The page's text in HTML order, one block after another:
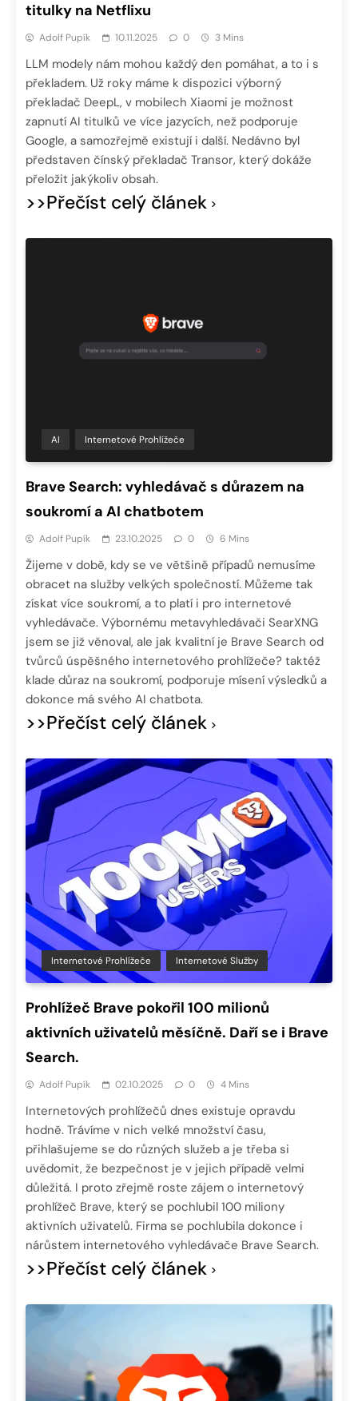
titulky na Netflixu
Adolf Pupík 10.11.2025 0 3 Mins
LLM modely nám mohou každý den pomáhat, a to i s
překladem. Už roky máme k dispozici výborný
překladač DeepL, v mobilech Xiaomi je možnost
zapnutí AI titulků ve více jazycích, než podporuje
Google, a samozřejmě existují i další. Nedávno byl
představen čínský překladač Transor, který dokáže
přeložit jakýkoliv obsah.
>>Přečíst celý článek
AI Internetové Prohlížeče
Brave Search: vyhledávač s důrazem na
soukromí a AI chatbotem
Adolf Pupík 23.10.2025 0 6 Mins
Žijeme v době, kdy se ve většině případů nemusíme
obracet na služby velkých společností. Můžeme tak
získat více soukromí, a to platí i pro internetové
vyhledávače. Výbornému metavyhledávači SearXNG
jsem se již věnoval, ale jak kvalitní je Brave Search od
tvůrců úspěšného internetového prohlížeče? taktéž
klade důraz na soukromí, podporuje mísení výsledků a
dokonce má svého AI chatbota.
>>Přečíst celý článek
Internetové Prohlížeče Internetové Služby
Prohlížeč Brave pokořil 100 milionů
aktivních uživatelů měsíčně. Daří se i Brave
Search.
Adolf Pupík 02.10.2025 0 4 Mins
Internetových prohlížečů dnes existuje opravdu
hodně. Trávíme v nich velké množství času,
přihlašujeme se do různých služeb a je třeba si
uvědomit, že bezpečnost je v jejich případě velmi
důležitá. I proto zřejmě roste zájem o internetový
prohlížeč Brave, který se pochlubil 100 miliony
aktivních uživatelů. Firma se pochlubila dokonce i
nárůstem internetového vyhledávače Brave Search.
>>Přečíst celý článek